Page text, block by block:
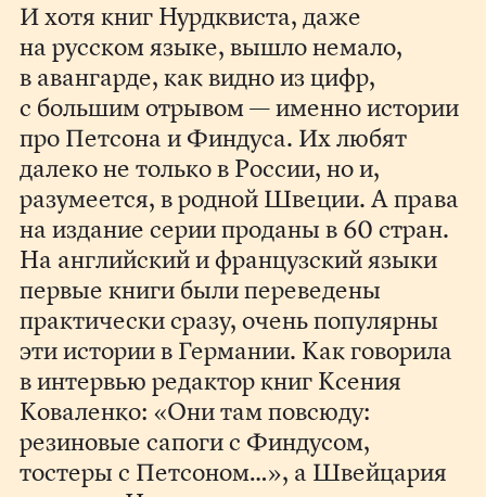
И хотя книг Нурдквиста, даже
на русском языке, вышло немало,
в авангарде, как видно из цифр,
с большим отрывом — именно истории
про Петсона и Финдуса. Их любят
далеко не только в России, но и,
разумеется, в родной Швеции. А права
на издание серии проданы в 60 стран.
На английский и французский языки
первые книги были переведены
практически сразу, очень популярны
эти истории в Германии. Как говорила
в интервью редактор книг Ксения
Коваленко: «Они там повсюду:
резиновые сапоги с Финдусом,
тостеры с Петсоном…», а Швейцария